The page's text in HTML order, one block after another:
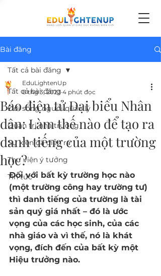
Bài đăng
Tất cả bài đăng
Đời sống người quản lý
Quản trị nhà trường
Sự kiện đã diễn ra
Thư viện ý tưởng
Tin tức
Tất cả bài đăng
Báo điện tử Đại biểu Nhân
dân: Làm thế nào để tạo ra
danh tiếng của một trường
học?
EduLightenUp
8 thg 3, 2023 4 phút đọc
Đối với bất kỳ trường học nào
(một trường công hay trường tư)
thì danh tiếng của trường là tài
sản quý giá nhất – đó là ước
vọng của các học sinh, của các
nhà giáo và vì thế, nó là khát
vọng, đích đến của bất kỳ một
Hiệu trưởng nào.